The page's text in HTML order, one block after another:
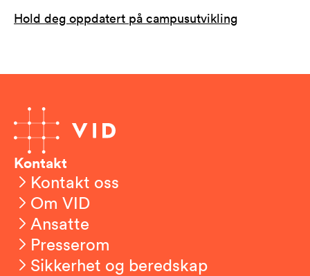
Hold deg oppdatert på campusutvikling
Kontakt
Kontakt oss
Om VID
Ansatte
Presserom
Sikkerhet og beredskap